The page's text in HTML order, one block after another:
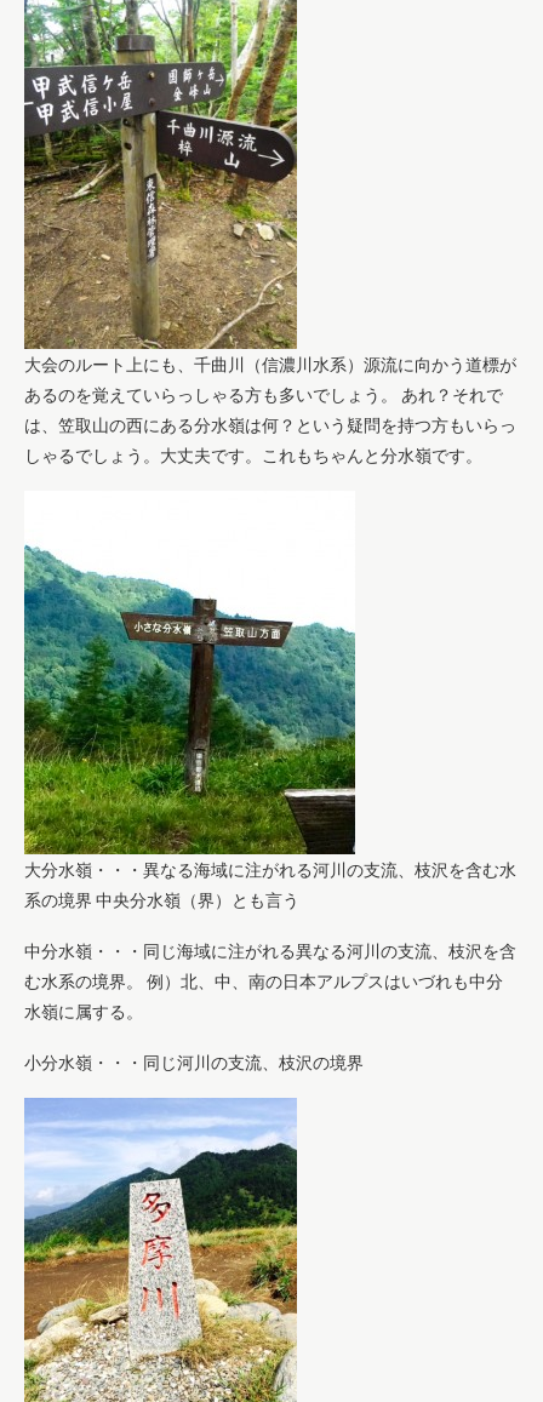
大会のルート上にも、千曲川（信濃川水系）源流に向かう道標が
あるのを覚えていらっしゃる方も多いでしょう。 あれ？それで
は、笠取山の西にある分水嶺は何？という疑問を持つ方もいらっ
しゃるでしょう。大丈夫です。これもちゃんと分水嶺です。
大分水嶺・・・異なる海域に注がれる河川の支流、枝沢を含む水
系の境界 中央分水嶺（界）とも言う
中分水嶺・・・同じ海域に注がれる異なる河川の支流、枝沢を含
む水系の境界。 例）北、中、南の日本アルプスはいづれも中分
水嶺に属する。
小分水嶺・・・同じ河川の支流、枝沢の境界